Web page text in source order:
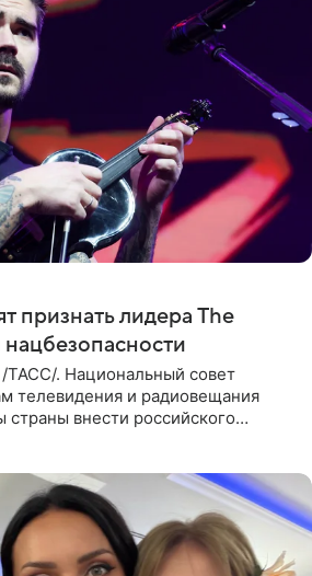
признать лидера The
ТАСС/. Национальный совет
телевидения и радиовещания
страны внести российского